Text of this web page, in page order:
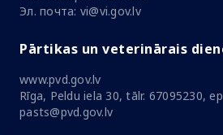
Эл. почта: vi@vi.gov.lv
Pārtikas un veterinārais
www.pvd.gov.lv
Rīga, Peldu iela 30, tālr. 67095230,
pasts@pvd.gov.lv